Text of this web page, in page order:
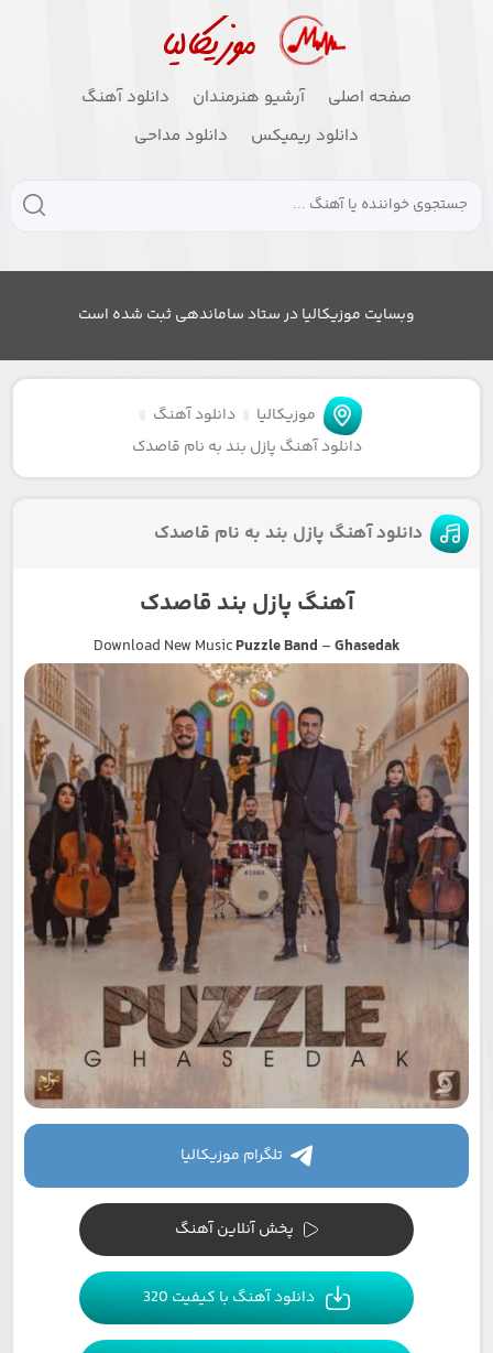
صفحه اصلی آرشیو هنرمندان
دانلود آهنگ
دانلود ریمیکس
دانلود مداحی
وبسایت موزیکالیا در ستاد ساماندهی ثبت شده است
موزیکالیا
دانلود آهنگ
دانلود آهنگ پازل بند به نام قاصدک
دانلود آهنگ پازل بند به نام قاصدک
آهنگ پازل بند قاصدک
Download New MusicPuzzle Band –Ghasedak
تلگرام موزیکالیا
پخش آنلاین آهنگ
دانلود آهنگ با کیفیت 320